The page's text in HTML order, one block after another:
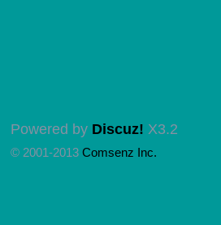
Powered by Discuz! X3.2
© 2001-2013Comsenz Inc.